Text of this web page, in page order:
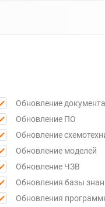
Обновление
Обновление ПО
Обновление
Обновление моделей
Обновление ЧЗВ
Обновления базы
Обновления